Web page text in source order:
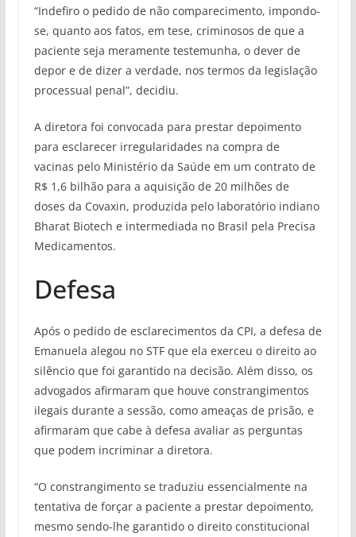
“Indefiro o pedido de não comparecimento, impondo-
se, quanto aos fatos, em tese, criminosos de que a
paciente seja meramente testemunha, o dever de
depor e de dizer a verdade, nos termos da legislação
processual penal”, decidiu.
A diretora foi convocada para prestar depoimento
para esclarecer irregularidades na compra de
vacinas pelo Ministério da Saúde em um contrato de
R$ 1,6 bilhão para a aquisição de 20 milhões de
doses da Covaxin, produzida pelo laboratório indiano
Bharat Biotech e intermediada no Brasil pela Precisa
Medicamentos.
Defesa
Após o pedido de esclarecimentos da CPI, a defesa de
Emanuela alegou no STF que ela exerceu o direito ao
silêncio que foi garantido na decisão. Além disso, os
advogados afirmaram que houve constrangimentos
ilegais durante a sessão, como ameaças de prisão, e
afirmaram que cabe à defesa avaliar as perguntas
que podem incriminar a diretora.
“O constrangimento se traduziu essencialmente na
tentativa de forçar a paciente a prestar depoimento,
mesmo sendo-lhe garantido o direito constitucional